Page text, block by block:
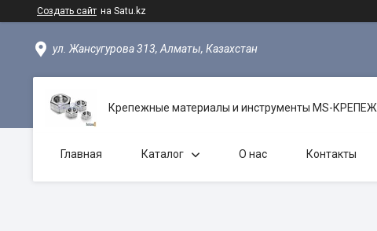
Создать сайт на Satu.kz
ул. Жансугурова 313, Алматы, Казахстан
Крепежные материалы и инструменты MS-КРЕПЕЖ
Главная Каталог О нас Контакты